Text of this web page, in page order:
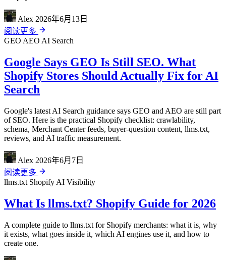
Alex 2026年6月13日
阅读更多
GEO AEO AI Search
Google Says GEO Is Still SEO. What
Shopify Stores Should Actually Fix for AI
Search
Google's latest AI Search guidance says GEO and AEO are still part
of SEO. Here is the practical Shopify checklist: crawlability,
schema, Merchant Center feeds, buyer-question content, llms.txt,
reviews, and AI traffic measurement.
Alex 2026年6月7日
阅读更多
llms.txt Shopify AI Visibility
What Is llms.txt? Shopify Guide for 2026
A complete guide to llms.txt for Shopify merchants: what it is, why
it exists, what goes inside it, which AI engines use it, and how to
create one.